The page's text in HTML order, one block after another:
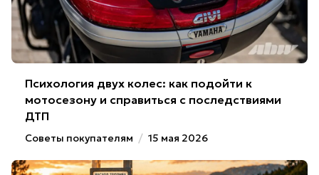
Психология двух колес: как подойти к
мотосезону и справиться с последствиями
ДТП
Советы покупателям / 15 мая 2026